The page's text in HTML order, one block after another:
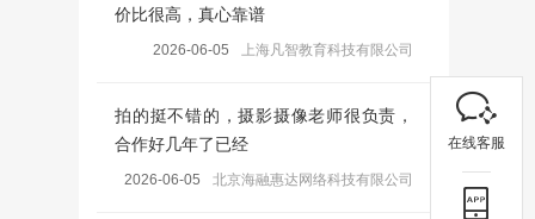
价比很高，真心靠谱
2026-06-05 上海凡智教育科技有限公司
拍的挺不错的，摄影摄像老师很负责，
合作好几年了已经
2026-06-05 北京海融惠达网络科技有限公司
在线客服